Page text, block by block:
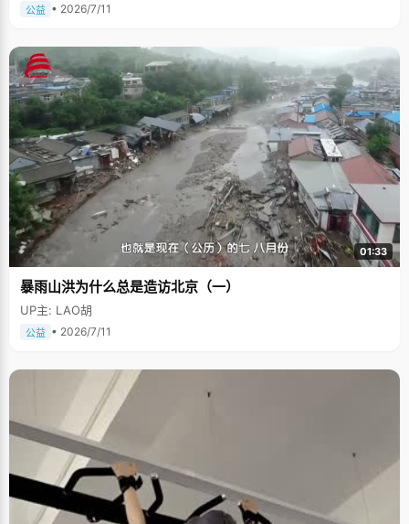
公益 • 2026/7/11
01:33
暴雨山洪为什么总是造访北京（一）
UP主: LAO胡
公益 • 2026/7/11